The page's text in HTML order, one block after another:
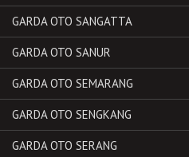
GARDA OTO SANGATTA
GARDA OTO SANUR
GARDA OTO SEMARANG
GARDA OTO SENGKANG
GARDA OTO SERANG